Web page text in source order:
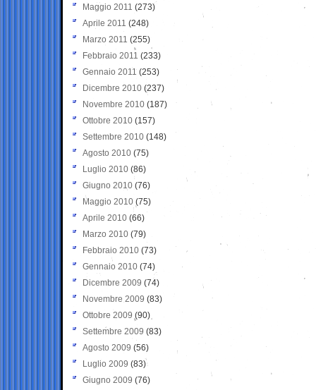
Maggio 2011 (273)
Aprile 2011 (248)
Marzo 2011 (255)
Febbraio 2011 (233)
Gennaio 2011 (253)
Dicembre 2010 (237)
Novembre 2010 (187)
Ottobre 2010 (157)
Settembre 2010 (148)
Agosto 2010 (75)
Luglio 2010 (86)
Giugno 2010 (76)
Maggio 2010 (75)
Aprile 2010 (66)
Marzo 2010 (79)
Febbraio 2010 (73)
Gennaio 2010 (74)
Dicembre 2009 (74)
Novembre 2009 (83)
Ottobre 2009 (90)
Settembre 2009 (83)
Agosto 2009 (56)
Luglio 2009 (83)
Giugno 2009 (76)